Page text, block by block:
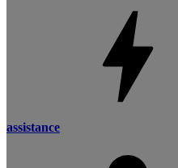
assistance